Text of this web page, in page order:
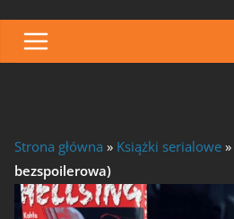
Strona główna » Książki serialowe »
bezspoilerowa)